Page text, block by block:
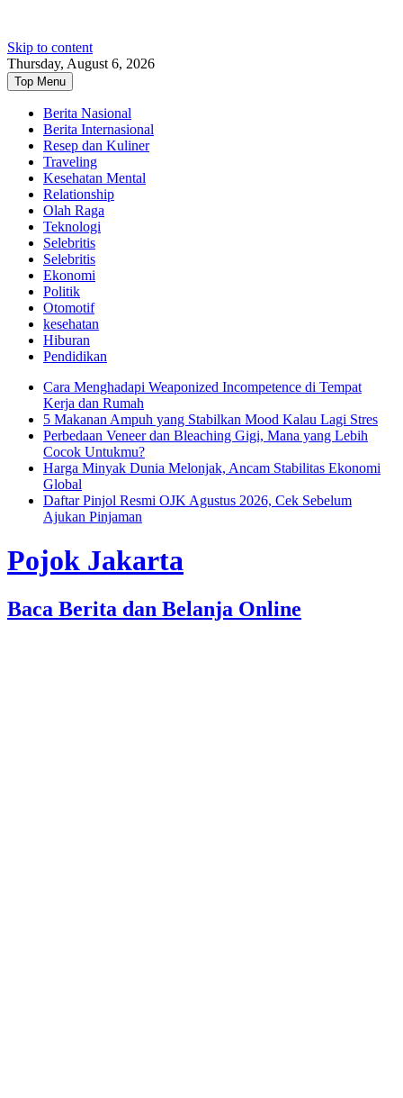
Skip to content
Thursday, August 6, 2026
Top Menu
Berita Nasional
Berita Internasional
Resep dan Kuliner
Traveling
Kesehatan Mental
Relationship
Olah Raga
Teknologi
Selebritis
Selebritis
Ekonomi
Politik
Otomotif
kesehatan
Hiburan
Pendidikan
Cara Menghadapi Weaponized Incompetence di Tempat
Kerja dan Rumah
5 Makanan Ampuh yang Stabilkan Mood Kalau Lagi Stres
Perbedaan Veneer dan Bleaching Gigi, Mana yang Lebih
Cocok Untukmu?
Harga Minyak Dunia Melonjak, Ancam Stabilitas Ekonomi
Global
Daftar Pinjol Resmi OJK Agustus 2026, Cek Sebelum
Ajukan Pinjaman
Pojok Jakarta
Baca Berita dan Belanja Online